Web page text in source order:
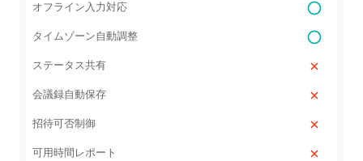
オフライン入力対応
タイムゾーン自動調整
ステータス共有
会議録自動保存
招待可否制御
可用時間レポート